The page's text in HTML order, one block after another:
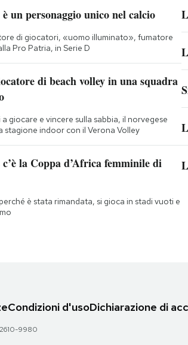
un personaggio unico nel calcio
di giocatori, «uomo illuminato», fumatore
Pro Patria, in Serie D
di beach volley in una squadra
giocare e vincere sulla sabbia, il norvegese
stagione indoor con il Verona Volley
la Coppa d’Africa femminile di
è stata rimandata, si gioca in stadi vuoti e
Condizioni d'usoDichiarazione di
9980